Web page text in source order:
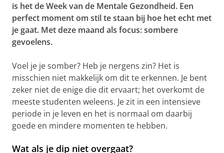
is het de Week van de Mentale Gezondheid. Een
perfect moment om stil te staan bij hoe het echt met
je gaat. Met deze maand als focus: sombere
gevoelens.
Voel je je somber? Heb je nergens zin? Het is
misschien niet makkelijk om dit te erkennen. Je bent
zeker niet de enige die dit ervaart; het overkomt de
meeste studenten weleens. Je zit in een intensieve
periode in je leven en het is normaal om daarbij
goede en mindere momenten te hebben.
Wat als je dip niet overgaat?